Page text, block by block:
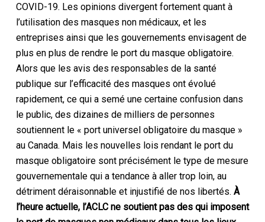
COVID-19. Les opinions divergent fortement quant à
l’utilisation des masques non médicaux, et les
entreprises ainsi que les gouvernements envisagent de
plus en plus de rendre le port du masque obligatoire.
Alors que les avis des responsables de la santé
publique sur l’efficacité des masques ont évolué
rapidement, ce qui a semé une certaine confusion dans
le public, des dizaines de milliers de personnes
soutiennent le « port universel obligatoire du masque »
au Canada. Mais les nouvelles lois rendant le port du
masque obligatoire sont précisément le type de mesure
gouvernementale qui a tendance à aller trop loin, au
détriment déraisonnable et injustifié de nos libertés. À
l’heure actuelle, l’ACLC nesoutient pas des qui imposent